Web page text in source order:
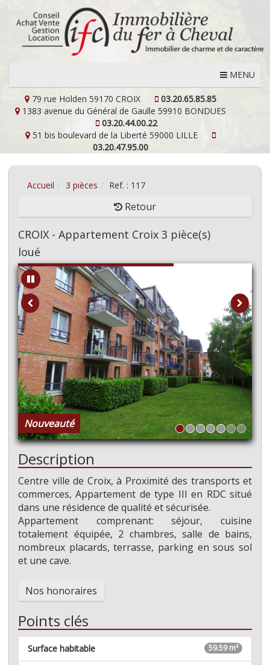
MENU
79 rue Holden 59170 CROIX
03.20.65.85.85
1383 avenue du Général de Gaulle 59910 BONDUES
03.20.44.00.22
51 bis boulevard de la Liberté 59000 LILLE
03.20.47.95.00
Accueil 3 pièces Ref. : 117
Retour
CROIX - Appartement Croix 3 pièce(s)
loué
Nouveauté
Description
Centre ville de Croix, à Proximité des transports et
commerces, Appartement de type III en RDC situé
dans une résidence de qualité et sécurisée.
Appartement comprenant: séjour, cuisine
totalement équipée, 2 chambres, salle de bains,
nombreux placards, terrasse, parking en sous sol
et une cave.
Nos honoraires
Points clés
59.59 m²
Surface habitable